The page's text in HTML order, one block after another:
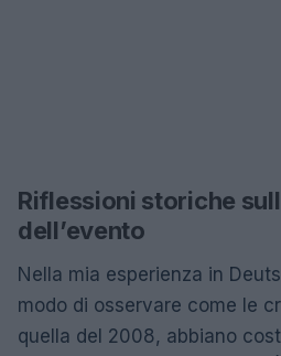
Riflessioni storiche
dell’evento
Nella mia esperienza in
modo di osservare come le
quella del 2008, abbiano